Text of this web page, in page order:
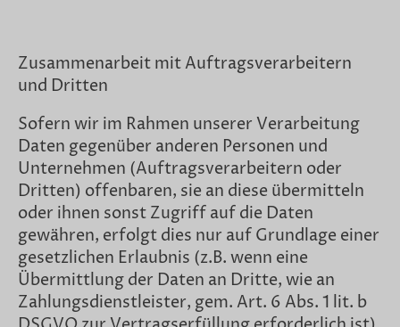
Zusammenarbeit mit Auftragsverarbeitern
und Dritten
Sofern wir im Rahmen unserer Verarbeitung
Daten gegenüber anderen Personen und
Unternehmen (Auftragsverarbeitern oder
Dritten) offenbaren, sie an diese übermitteln
oder ihnen sonst Zugriff auf die Daten
gewähren, erfolgt dies nur auf Grundlage einer
gesetzlichen Erlaubnis (z.B. wenn eine
Übermittlung der Daten an Dritte, wie an
Zahlungsdienstleister, gem. Art. 6 Abs. 1 lit. b